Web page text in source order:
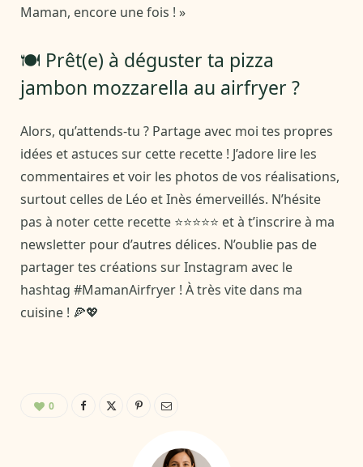
Maman, encore une fois ! »
🍽️ Prêt(e) à déguster ta pizza
jambon mozzarella au airfryer ?
Alors, qu’attends-tu ? Partage avec moi tes propres
idées et astuces sur cette recette ! J’adore lire les
commentaires et voir les photos de vos réalisations,
surtout celles de Léo et Inès émerveillés. N’hésite
pas à noter cette recette ⭐⭐⭐⭐⭐ et à t’inscrire à ma
newsletter pour d’autres délices. N’oublie pas de
partager tes créations sur Instagram avec le
hashtag #MamanAirfryer ! À très vite dans ma
cuisine ! 🍕💖
0